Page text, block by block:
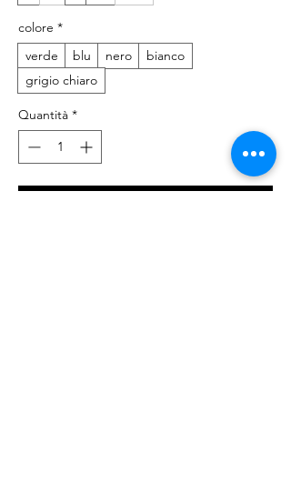
colore *
verde
blu nero
bianco
grigio chiaro
Quantità *